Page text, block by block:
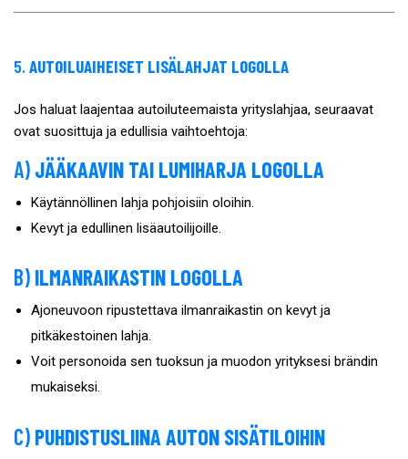
5.AUTOILUAIHEISET LISÄLAHJAT LOGOLLA
Jos haluat laajentaa autoiluteemaista yrityslahjaa, seuraavat
ovat suosittuja ja edullisia vaihtoehtoja:
A) JÄÄKAAVIN TAI LUMIHARJA LOGOLLA
Käytännöllinen lahja pohjoisiin oloihin.
Kevyt ja edullinen lisäautoilijoille.
B) ILMANRAIKASTIN LOGOLLA
Ajoneuvoon ripustettava ilmanraikastin on kevyt ja
pitkäkestoinen lahja.
Voit personoida sen tuoksun ja muodon yrityksesi brändin
mukaiseksi.
C) PUHDISTUSLIINA AUTON SISÄTILOIHIN